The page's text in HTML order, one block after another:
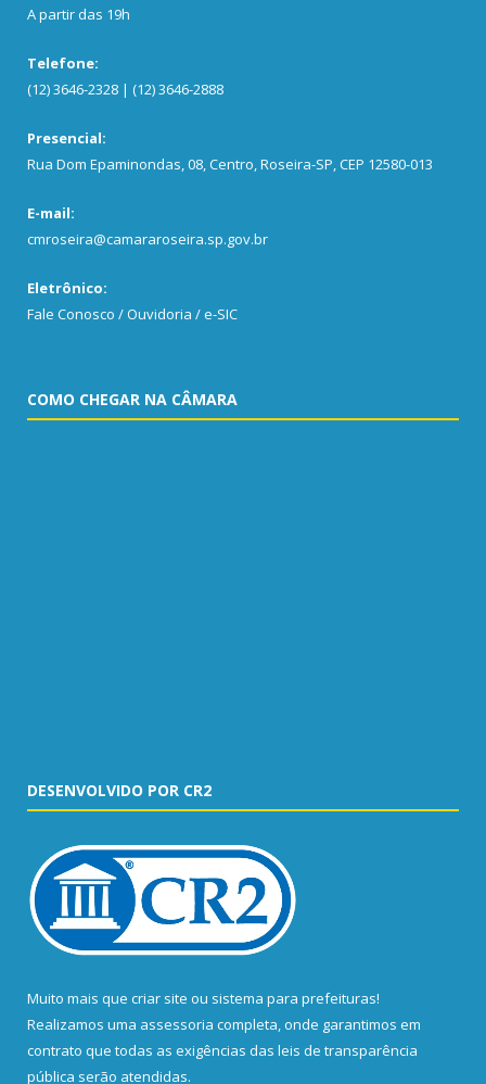
A partir das 19h
Telefone:
(12) 3646-2328 | (12) 3646-2888
Presencial:
Rua Dom Epaminondas, 08, Centro, Roseira-SP, CEP 12580-013
E-mail:
cmroseira@camararoseira.sp.gov.br
Eletrônico:
Fale Conosco / Ouvidoria / e-SIC
COMO CHEGAR NA CÂMARA
DESENVOLVIDO POR CR2
Muito mais que criar site ou sistema para prefeituras!
Realizamos uma assessoria completa, onde garantimos em
contrato que todas as exigências das leis de transparência
pública serão atendidas.